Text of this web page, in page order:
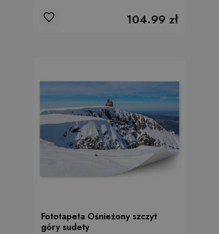
104.99 zł
Fototapeta Ośnieżony szczyt
góry sudety